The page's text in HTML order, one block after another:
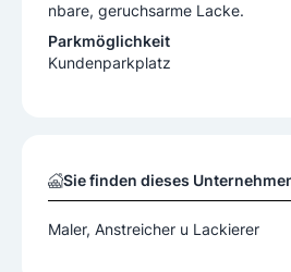
nbare, geruchsarme Lacke.
Parkmöglichkeit
Kundenparkplatz
Sie finden dieses
Maler, Anstreicher u Lackierer